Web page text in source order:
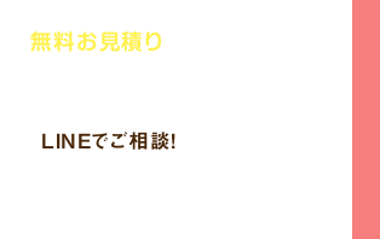
無料お見積り
LINEでご相談!